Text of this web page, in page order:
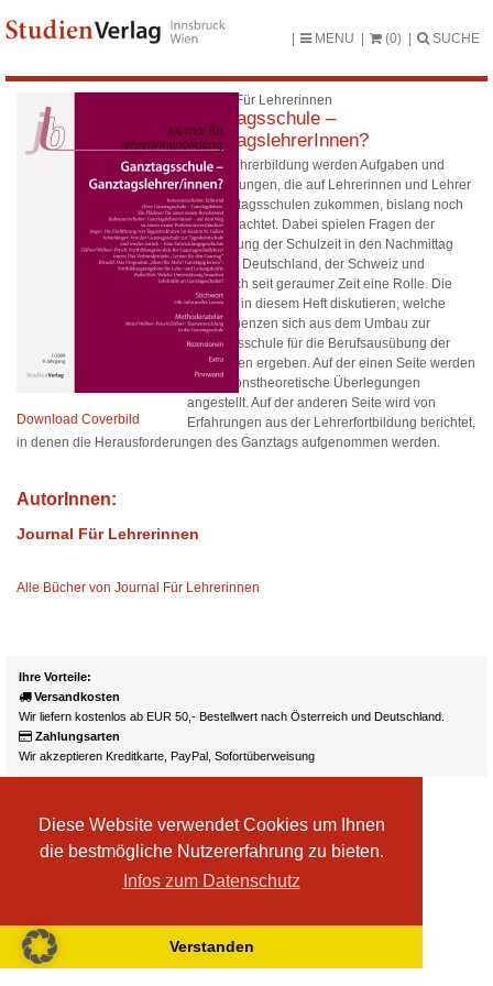
Diese Website verwendet Cookies um Ihnen
die bestmögliche Nutzererfahrung zu bieten.
Infos zum Datenschutz
Verstanden
MENU (0) SUCHE
Download Coverbild
Journal Für Lehrerinnen
Ganztagsschule –
GanztagslehrerInnen?
In der Lehrerbildung werden Aufgaben und
Anforderungen, die auf Lehrerinnen und Lehrer
an Ganztagsschulen zukommen, bislang noch
kaum beachtet. Dabei spielen Fragen der
Erweiterung der Schulzeit in den Nachmittag
hinein in Deutschland, der Schweiz und
Österreich seit geraumer Zeit eine Rolle. Die
Beiträge in diesem Heft diskutieren, welche
Konsequenzen sich aus dem Umbau zur
Ganztagsschule für die Berufsausübung der
Lehrenden ergeben. Auf der einen Seite werden
professionstheoretische Überlegungen
angestellt. Auf der anderen Seite wird von
Erfahrungen aus der Lehrerfortbildung berichtet,
in denen die Herausforderungen des Ganztags aufgenommen werden.
AutorInnen:
Journal Für Lehrerinnen
Alle Bücher von Journal Für Lehrerinnen
Ihre Vorteile:
Versandkosten
Wir liefern kostenlos ab EUR 50,- Bestellwert nach Österreich und Deutschland.
Zahlungsarten
Wir akzeptieren Kreditkarte, PayPal, Sofortüberweisung